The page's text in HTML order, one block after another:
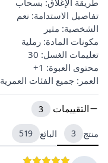
تفاصيل الاستدامة: نعم
الشخصية: مثير
مكونات المادة: رملية
تعليمات الغسل: 30
محتوى العبوة: 1+
العمر: جميع الفئات العمرية
التقييمات 3
منتج 3 البائع 519